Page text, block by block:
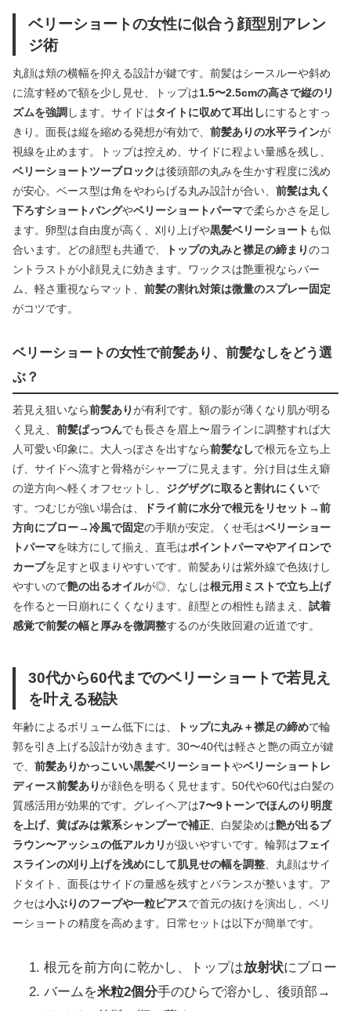
ベリーショートの女性に似合う顔型別アレン
ジ術
丸顔は頬の横幅を抑える設計が鍵です。前髪はシースルーや斜め
に流す軽めで額を少し見せ、トップは1.5〜2.5cmの高さで縦のリ
ズムを強調 します。サイドはタイトに収めて耳出しにするとすっ
きり。面長は縦を縮める発想が有効で、 前髪ありの水平ラインが
視線を止めます。トップは控えめ、サイドに程よい量感を残し、
ベリーショートツーブロックは後頭部の丸みを生かす程度に浅め
が安心。ベース型は角をやわらげる丸み設計が合い、 前髪は丸く
下ろすショートバングやベリーショートパーマで柔らかさを足し
ます。卵型は自由度が高く、刈り上げや黒髪ベリーショート も似
合います。どの顔型も共通で、
トップの丸みと襟足の締まりのコ
ントラストが小顔見えに効きます。ワックスは艶重視ならバー
ム、軽さ重視ならマット、 前髪の割れ対策は微量のスプレー固定
がコツです。
ベリーショートの女性で前髪あり、前髪なしをどう選
ぶ？
若見え狙いなら前髪ありが有利です。額の影が薄くなり肌が明る
く見え、 前髪ぱっつんでも長さを眉上〜眉ラインに調整すれば大
人可愛い印象に。大人っぽさを出すなら前髪なしで根元を立ち上
げ、サイドへ流すと骨格がシャープに見えます。分け目は生え癖
の逆方向へ軽くオフセットし、 ジグザグに取ると割れにくいで
す。つむじが強い場合は、
ドライ前に水分で根元をリセット→前
方向にブロー→冷風で固定の手順が安定。くせ毛はベリーショー
トパーマを味方にして揃え、直毛はポイントパーマやアイロンで
カーブを足すと収まりやすいです。前髪ありは紫外線で色抜けし
やすいので艶の出るオイルが◎、なしは根元用ミストで立ち上げ
を作ると一日崩れにくくなります。顔型との相性も踏まえ、 試着
感覚で前髪の幅と厚みを微調整するのが失敗回避の近道です。
30代から60代までのベリーショートで若見え
を叶える秘訣
年齢によるボリューム低下には、 トップに丸み＋襟足の締めで輪
郭を引き上げる設計が効きます。30〜40代は軽さと艶の両立が鍵
で、 前髪ありかっこいい黒髪ベリーショートやベリーショートレ
ディース前髪ありが顔色を明るく見せます。50代や60代は白髪の
質感活用が効果的です。グレイヘアは7〜9トーンでほんのり明度
を上げ、黄ばみは紫系シャンプーで補正、白髪染めは艶が出るブ
ラウン〜アッシュの低アルカリが扱いやすいです。輪郭はフェイ
スラインの刈り上げを浅めにして肌見せの幅を調整、丸顔はサイ
ドタイト、面長はサイドの量感を残すとバランスが整います。ア
クセは小ぶりのフープや一粒ピアスで首元の抜けを演出し、ベリ
ーショートの精度を高めます。日常セットは以下が簡単です。
根元を前方向に乾かし、トップは放射状にブロー
バームを米粒2個分手のひらで溶かし、後頭部→